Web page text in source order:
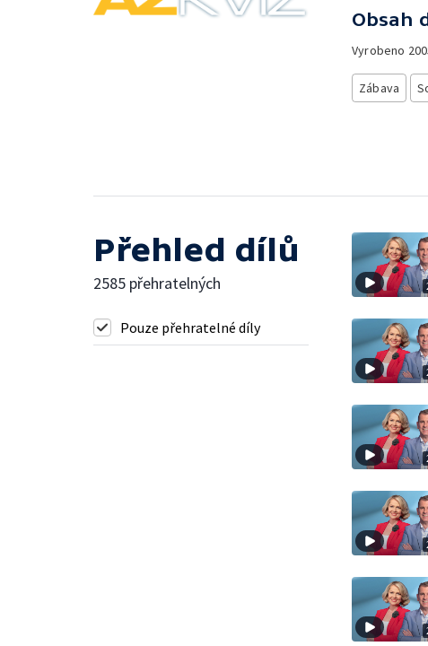
Obsah
Vyrobeno
Zábava
Přehled dílů
2585 přehratelných
Pouze přehratelné díly